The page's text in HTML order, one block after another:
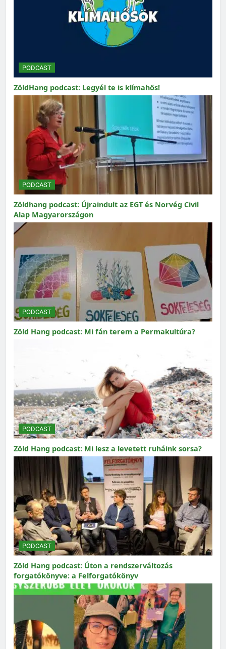
PODCAST
ZöldHang podcast: Legyél te is klímahős!
PODCAST
Zöldhang podcast: Újraindult az EGT és Norvég Civil
Alap Magyarországon
PODCAST
Zöld Hang podcast: Mi fán terem a Permakultúra?
PODCAST
Zöld Hang podcast: Mi lesz a levetett ruháink sorsa?
PODCAST
Zöld Hang podcast: Úton a rendszerváltozás
forgatókönyve: a Felforgatókönyv